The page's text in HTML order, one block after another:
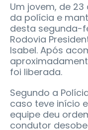
Um jovem, de
da polícia e
desta segunda-
Rodovia
Isabel. Após
foi liberada.
Segundo a
caso teve início
equipe deu
condutor